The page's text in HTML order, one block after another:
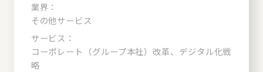
業界：
その他サービス
サービス：
コーポレート（グループ本社）改革、デジタル化戦
略